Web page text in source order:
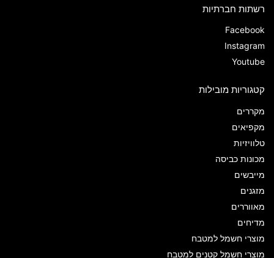
רשתות חברתיות
Facebook
Instagram
Youtube
קטגוריות מובילות
מקררים
מקפיאים
טלוויזיות
מכונות כביסה
מייבשים
מזגנים
מאווררים
מדיחים
מוצרי חשמל למטבח
מוצרי חשמל קטנים למטבח